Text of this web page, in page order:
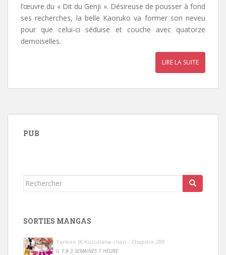
l’œuvre du « Dit du Genji ». Désireuse de pousser à fond
ses recherches, la belle Kaoruko va former son neveu
pour que celui-ci séduise et couche avec quatorze
demoiselles.
LIRE LA SUITE
PUB
Rechercher...
SORTIES MANGAS
Yankee JK Kuzuhana-chan - Chapitre 289
IL Y A 3 SEMAINES 1 HEURE